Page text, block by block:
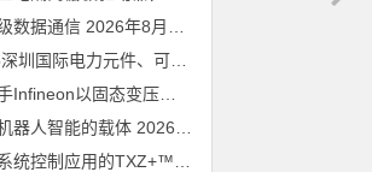
数据通信 2026年8月8日
罗姆即将亮相2026深圳国际电力元件、可再生能源管理展览会暨研讨会
大联大诠鼎集团携手Infineon以固态变压器重构配电效率新标杆
器人智能的载体 2026年8月6日